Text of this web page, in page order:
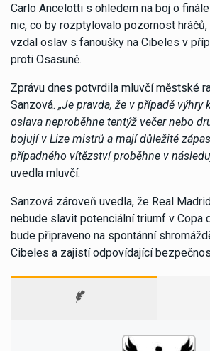
Carlo Ancelotti s ohledem na boj o
nic, co by rozptylovalo pozornost
vzdal oslav s fanoušky na Cibeles v
proti Osasuně.
Zprávu dnes potvrdila mluvčí městské
Sanzová. „Je pravda, že v případě
oslava neproběhne tentýž večer nebo
bojují v Lize mistrů a mají důležité
případného vítězství proběhne v
uvedla mluvčí.
Sanzová zároveň uvedla, že Real
nebude slavit potenciální triumf v Copa
bude připraveno na spontánní
Cibeles a zajistí odpovídající